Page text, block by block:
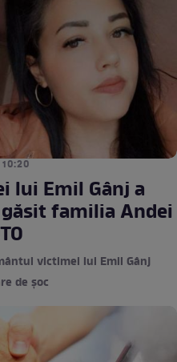
lui Emil Gânj a
familia Andei
victimei lui Emil Gânj
de șoc